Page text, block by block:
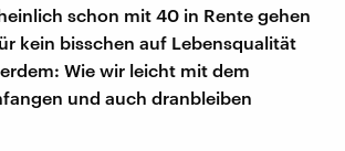
schon mit 40 in Rente gehen
kein bisschen auf Lebensqualität
Wie wir leicht mit dem
und auch dranbleiben